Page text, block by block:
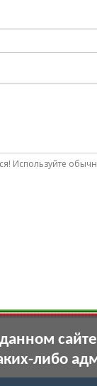
Используйте
либо